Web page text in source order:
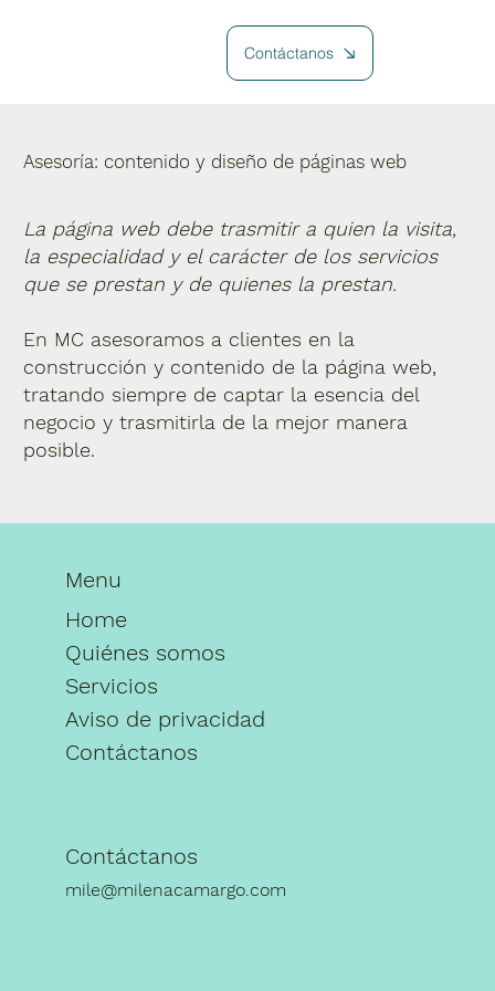
Contáctanos
Asesoría: contenido y diseño de páginas web
La página web debe trasmitir a quien la visita,
la especialidad y el carácter de los servicios
que se prestan y de quienes la prestan.
En MC asesoramos a clientes en la
construcción y contenido de la página web,
tratando siempre de captar la esencia del
negocio y trasmitirla de la mejor manera
posible.
Menu
Home
Quiénes somos
Servicios
Aviso de privacidad
Contáctanos
mile@milenacamargo.com
Contáctanos